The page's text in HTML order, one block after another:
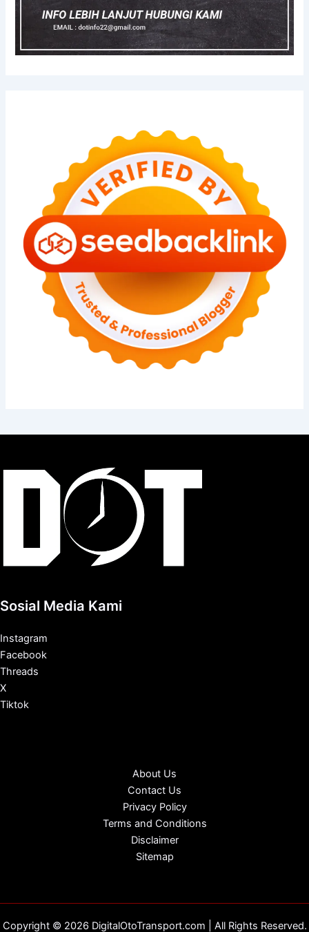
Sosial Media Kami
Instagram
Facebook
Threads
X
Tiktok
About Us
Contact Us
Privacy Policy
Terms and Conditions
Disclaimer
Sitemap
Copyright © 2026 DigitalOtoTransport.com | All Rights Reserved.